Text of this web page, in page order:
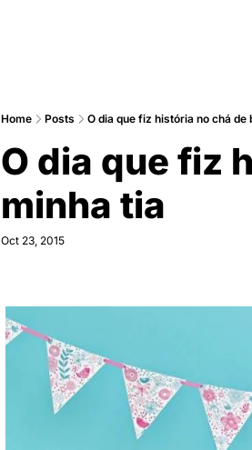
Home Posts O dia que fiz história no chá de
O dia que fiz
minha tia
Oct 23, 2015